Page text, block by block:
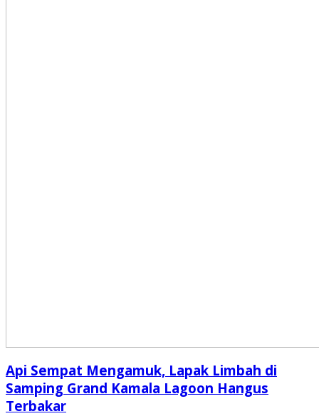
Api Sempat Mengamuk, Lapak Limbah di
Samping Grand Kamala Lagoon Hangus
Terbakar